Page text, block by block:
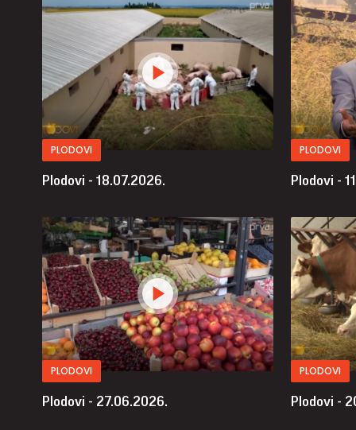
PLODOVI
Plodovi - 18.07.2026.
PLODOVI
Plodovi -
PLODOVI
Plodovi - 27.06.2026.
PLODOVI
Plodovi -